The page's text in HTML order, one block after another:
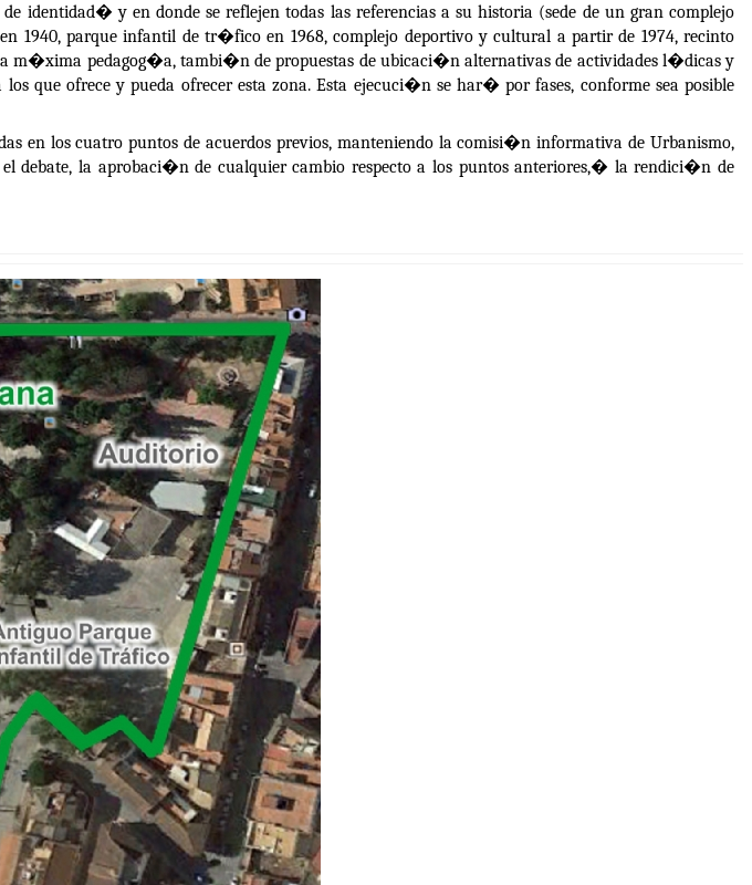
identidad� y en donde se reflejen todas las referencias a su historia (sede de un gran complejo
1940, parque infantil de tr�fico en 1968, complejo deportivo y cultural a partir de 1974, recinto
m�xima pedagog�a, tambi�n de propuestas de ubicaci�n alternativas de actividades l�dicas y
que ofrece y pueda ofrecer esta zona. Esta ejecuci�n se har� por fases, conforme sea posible
en los cuatro puntos de acuerdos previos, manteniendo la comisi�n informativa de Urbanismo,
debate, la aprobaci�n de cualquier cambio respecto a los puntos anteriores,� la rendici�n de